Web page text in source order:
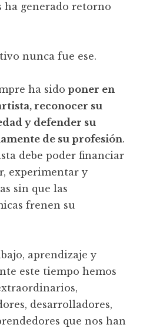
ha generado retorno
nunca fue ese.
ha sido poner en
reconocer su
y defender su
de su profesión.
debe poder financiar
experimentar y
sin que las
frenen su
aprendizaje y
este tiempo hemos
desarrolladores,
que nos han